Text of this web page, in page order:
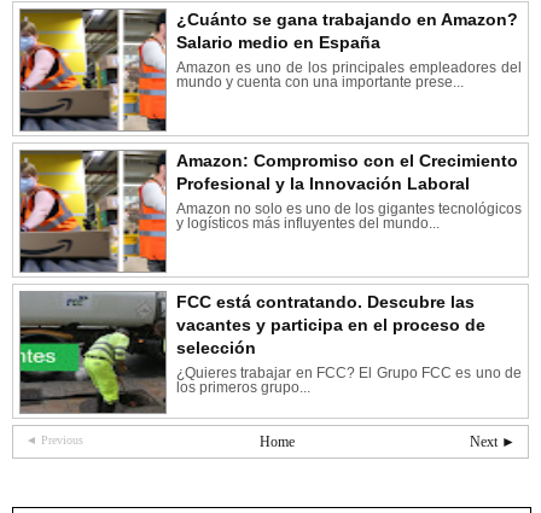
¿Cuánto se gana trabajando en Amazon?
Salario medio en España
Amazon es uno de los principales empleadores del
mundo y cuenta con una importante prese...
Amazon: Compromiso con el Crecimiento
Profesional y la Innovación Laboral
Amazon no solo es uno de los gigantes tecnológicos
y logísticos más influyentes del mundo...
FCC está contratando. Descubre las
vacantes y participa en el proceso de
selección
¿Quieres trabajar en FCC? El Grupo FCC es uno de
los primeros grupo...
◄ Previous Next ►
Home